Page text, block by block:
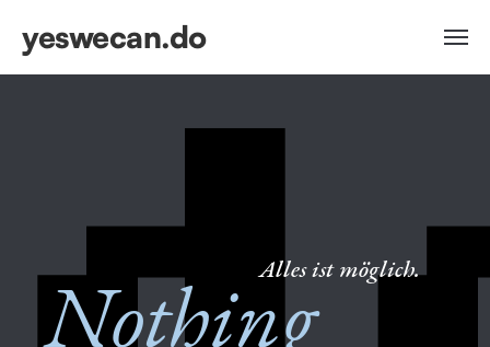
yeswecan.do
NothingAlles ist möglich.